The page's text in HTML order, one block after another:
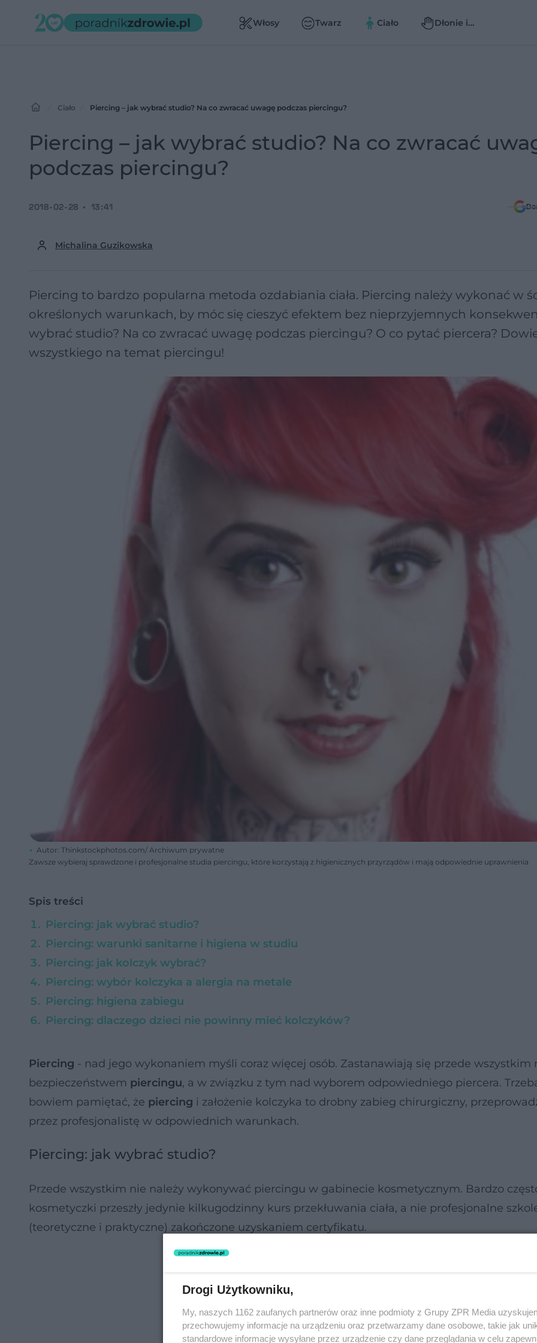
Włosy Twarz Ciało
Dłonie i
Ciało Piercing – jak wybrać studio? Na co zwracać uwagę podczas piercingu?
Piercing – jak wybrać studio? Na co zwracać
podczas piercingu?
Michalina Guzikowska
2018-02-28 13:41
Piercing to bardzo popularna metoda ozdabiania ciała. Piercing należy wykonać w
określonych warunkach, by móc się cieszyć efektem bez nieprzyjemnych
wybrać studio? Na co zwracać uwagę podczas piercingu? O co pytać piercera?
wszystkiego na temat piercingu!
Autor: Thinkstockphotos.com/ Archiwum prywatne
Zawsze wybieraj sprawdzone i profesjonalne studia piercingu, które korzystają z higienicznych przyrządów i mają odpowiednie uprawnienia
Spis treści
Piercing: jak wybrać studio?
Piercing: warunki sanitarne i higiena w studiu
Piercing: jak kolczyk wybrać?
Piercing: wybór kolczyka a alergia na metale
Piercing: higiena zabiegu
Piercing: dlaczego dzieci nie powinny mieć kolczyków?
Piercing - nad jego wykonaniem myśli coraz więcej osób. Zastanawiają się przede wszystkim
bezpieczeństwem piercingu, a w związku z tym nad wyborem odpowiedniego piercera.
bowiem pamiętać, że piercing i założenie kolczyka to drobny zabieg chirurgiczny,
przez profesjonalistę w odpowiednich warunkach.
Piercing: jak wybrać studio?
Przede wszystkim nie należy wykonywać piercingu w gabinecie kosmetycznym. Bardzo
kosmetyczki przeszły jedynie kilkugodzinny kurs przekłuwania ciała, a nie profesjonalne
(teoretyczne i praktyczne) zakończone uzyskaniem certyfikatu.
Drogi Użytkowniku,
My, naszych 1162 zaufanych partnerów oraz inne podmioty z Grupy ZPR Media
przechowujemy informacje na urządzeniu oraz przetwarzamy dane osobowe, takie jak
standardowe informacje wysyłane przez urządzenie czy dane przeglądania w celu